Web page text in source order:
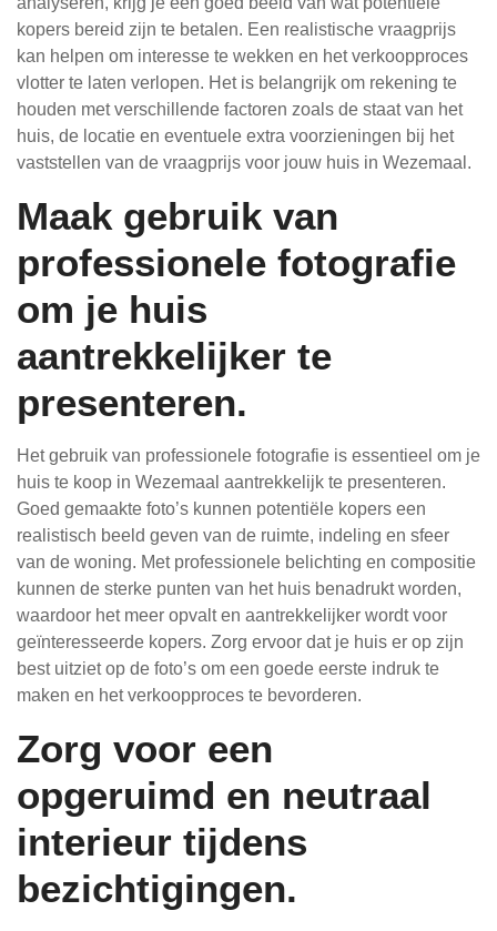
kopers bereid zijn te betalen. Een realistische vraagprijs
kan helpen om interesse te wekken en het verkoopproces
vlotter te laten verlopen. Het is belangrijk om rekening te
houden met verschillende factoren zoals de staat van het
huis, de locatie en eventuele extra voorzieningen bij het
vaststellen van de vraagprijs voor jouw huis in Wezemaal.
Maak gebruik van
professionele fotografie
om je huis
aantrekkelijker te
presenteren.
Het gebruik van professionele fotografie is essentieel om je
huis te koop in Wezemaal aantrekkelijk te presenteren.
Goed gemaakte foto’s kunnen potentiële kopers een
realistisch beeld geven van de ruimte, indeling en sfeer
van de woning. Met professionele belichting en compositie
kunnen de sterke punten van het huis benadrukt worden,
waardoor het meer opvalt en aantrekkelijker wordt voor
geïnteresseerde kopers. Zorg ervoor dat je huis er op zijn
best uitziet op de foto’s om een goede eerste indruk te
maken en het verkoopproces te bevorderen.
Zorg voor een
opgeruimd en neutraal
interieur tijdens
bezichtigingen.